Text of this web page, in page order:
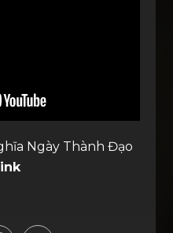
Ngày Thành Đạo